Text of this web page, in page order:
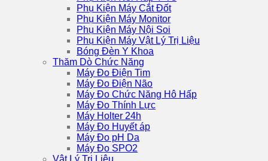
Phụ Kiện Máy Cắt Đốt
Phụ Kiện Máy Monitor
Phụ Kiện Máy Nội Soi
Phụ Kiện Máy Vật Lý Trị Liệu
Bóng Đèn Y Khoa
Thăm Dò Chức Năng
Máy Đo Điện Tim
Máy Đo Điện Não
Máy Đo Chức Năng Hô Hấp
Máy Đo Thính Lực
Máy Holter 24h
Máy Đo Huyết áp
Máy Đo pH Da
Máy Đo SPO2